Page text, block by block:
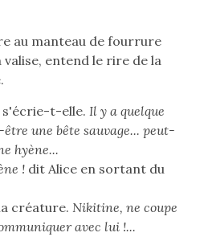
au manteau de fourrure
entend le rire de la
s'écrie-t-elle. Il y a quelque
une bête sauvage... peut-
hyène...
! dit Alice en sortant du
créature. Nikitine, ne coupe
avec lui !...